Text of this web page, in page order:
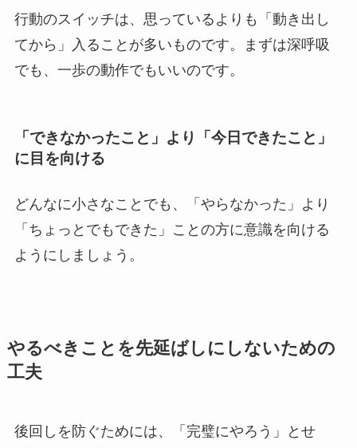
行動のスイッチは、思っているよりも「動き出し
てから」入ることが多いものです。まずは深呼吸
でも、一歩の動作でもいいのです。
「できなかったこと」より「今日できたこと」
に目を向ける
どんなに小さなことでも、「やらなかった」より
「ちょっとでもできた」ことの方に意識を向ける
ようにしましょう。
やるべきことを先延ばしにしないための
工夫
後回しを防ぐためには、「完璧にやろう」とせ